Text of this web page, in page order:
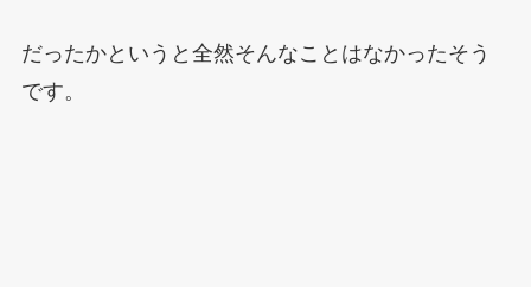
だったかというと全然そんなことはなかったそう
です。